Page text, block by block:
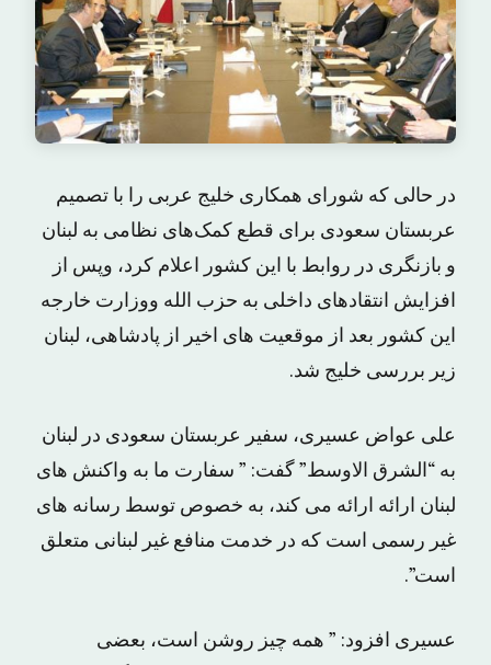
در حالی که شورای همکاری خلیج عربی را با تصمیم
عربستان سعودی برای قطع کمک‌های نظامی به لبنان
و بازنگری در روابط با این کشور اعلام کرد، وپس از
افزایش انتقادهای داخلی به حزب الله ووزارت خارجه
این کشور بعد از موقعیت های اخیر از پادشاهی، لبنان
زیر بررسی خلیج شد.
علی عواض عسیری، سفیر عربستان سعودی در لبنان
به “الشرق الاوسط” گفت: ” سفارت ما به واکنش های
لبنان ارائه ارائه می کند، به خصوص توسط رسانه های
غیر رسمی است که در خدمت منافع غیر لبنانی متعلق
است”.
عسیری افزود: ” همه چیز روشن است، بعضی